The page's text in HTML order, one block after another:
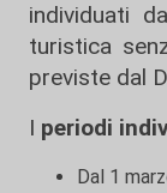
individuati
turistica
previste dal
I periodi
Dal 1